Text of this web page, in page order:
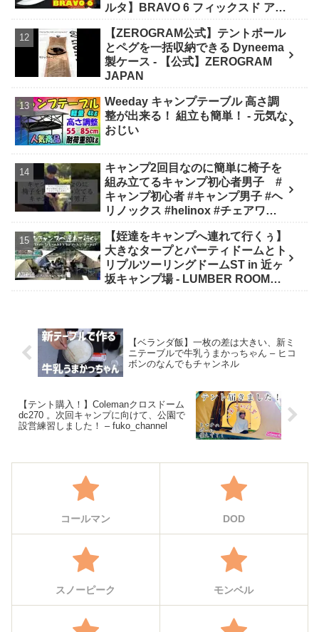
ルタ】BRAVO 6 フィックスド アメ
グ！
【ZEROGRAM公式】テントポール
とペグを一括収納できる Dyneema
製ケース - 【公式】ZEROGRAM
JAPAN
Weeday キャンプテーブル 高さ調
整が出来る！ 組立も簡単！ - 元気な
おじい
キャンプ2回目なのに簡単に椅子を
組み立てるキャンプ初心者男子 #
キャンプ初心者 #キャンプ男子 #ヘ
リノックス #helinox #チェアワン #
ア #キャンプ道具 - キャンプどうで
しょう
【姪達をキャンプへ連れて行くぅ】
大きなタープとパーティドームとト
リプルツーリングドームST in 近ヶ
坂キャンプ場 - LUMBER ROOM
【ベランダ飯】一枚の差は大きい、新ミ
ニテーブルで牛乳うまかっちゃん – ヒコ
ボンのなんでもチャンネル
【テント購入！】Colemanクロスドーム
dc270 。次回キャンプに向けて、公園で
設営練習しました！ – fuko_channel
コールマン DOD
スノーピーク モンベル